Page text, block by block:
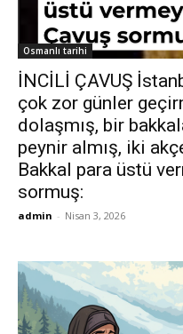
Osmanlı tarihi
İNCİLİ ÇAVUŞ
çok zor günler
dolaşmış, bir
peynir almış, iki
Bakkal para üstü
sormuş:
admin - Nisan 3, 2026